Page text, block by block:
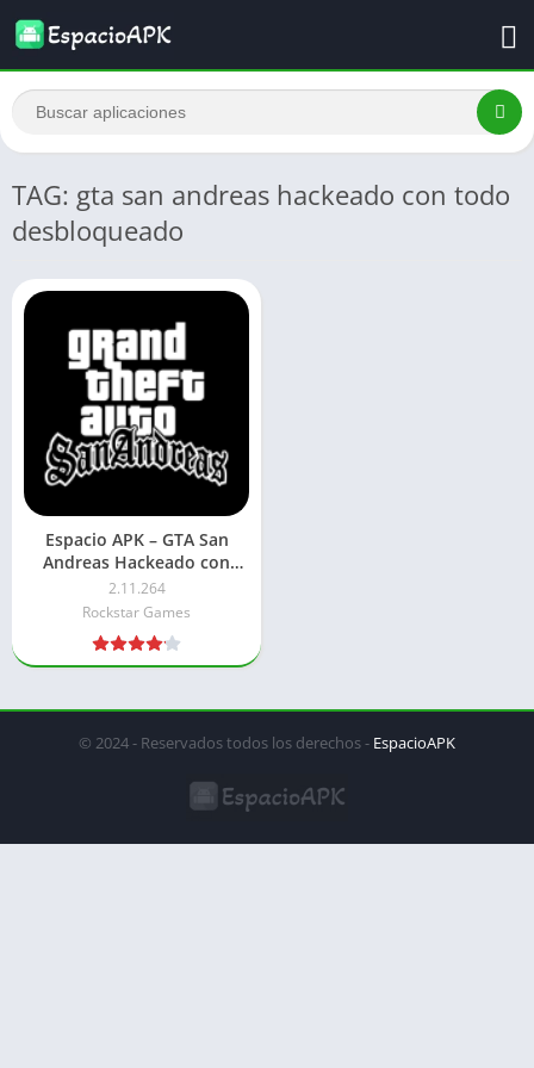
TAG: gta san andreas hackeado con todo
desbloqueado
Espacio APK – GTA San
Andreas Hackeado con
Todo Desbloqueado
2.11.264
Rockstar Games
© 2024 - Reservados todos los derechos - EspacioAPK